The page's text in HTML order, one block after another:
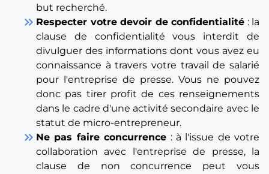
but recherché.
keyboard_double_arrow_right Respecter votre devoir de confidentialité : la
clause de confidentialité vous interdit de
divulguer des informations dont vous avez eu
connaissance à travers votre travail de salarié
pour l'entreprise de presse. Vous ne pouvez
donc pas tirer profit de ces renseignements
dans le cadre d'une activité secondaire avec le
statut de micro-entrepreneur.
keyboard_double_arrow_right Ne pas faire concurrence : à l'issue de votre
collaboration avec l'entreprise de presse, la
clause de non concurrence peut vous